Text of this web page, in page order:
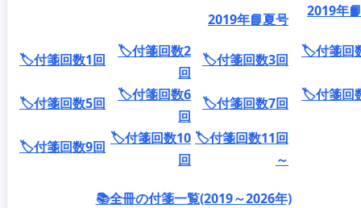
2019年📘夏号 2019年
🏷️付箋回数1回
🏷️付箋回数2
回
🏷️付箋回数3回 🏷️付箋回
🏷️付箋回数5回
🏷️付箋回数6
回
🏷️付箋回数7回 🏷️付箋回
🏷️付箋回数9回 🏷️付箋回数10
回
🏷️付箋回数11回
～
📚全冊の付箋一覧(2019～2026年)